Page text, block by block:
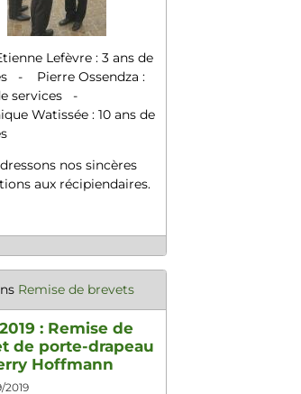
Lefèvre : 3 ans de
- Pierre Ossendza :
services -
Watissée : 10 ans de
nos sincères
aux récipiendaires.
Remise de brevets
: Remise de
de porte-drapeau
Hoffmann
2019